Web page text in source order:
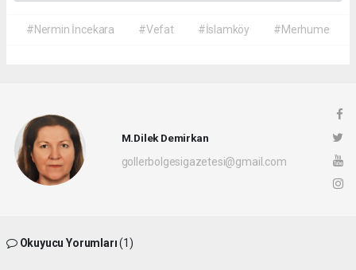
#Nermin İncekara #Vefat #İslamköy #Merhume
M.Dilek Demirkan
gollerbolgesigazetesi@gmail.com
Okuyucu Yorumları(1)